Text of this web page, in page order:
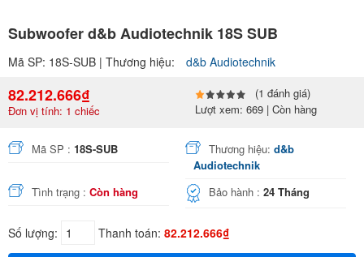
Subwoofer d&b Audiotechnik 18S SUB
Mã SP: 18S-SUB | Thương hiệu: d&b Audiotechnik
82.212.666₫
Đơn vị tính: 1 chiếc
(1 đánh giá)
Lượt xem: 669 | Còn hàng
Mã SP : 18S-SUB Thương hiệu:d&b
Audiotechnik
Tình trạng : Còn hàng Bảo hành :24 Tháng
Số lượng: Thanh toán: 82.212.666₫